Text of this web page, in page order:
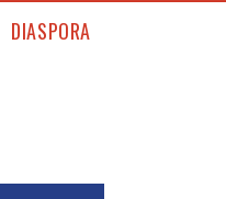
DIASPORA